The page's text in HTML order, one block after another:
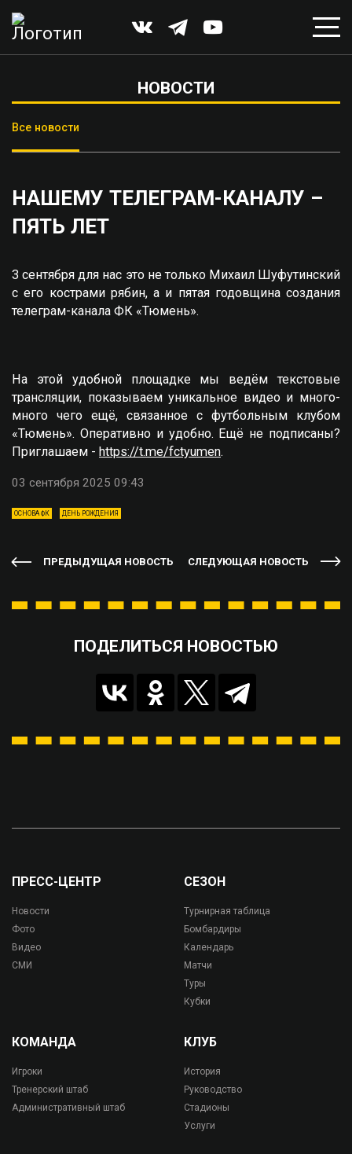
НОВОСТИ
Все новости
НАШЕМУ ТЕЛЕГРАМ-КАНАЛУ –
ПЯТЬ ЛЕТ
3 сентября для нас это не только Михаил Шуфутинский
с его кострами рябин, а и пятая годовщина создания
телеграм-канала ФК «Тюмень».
На этой удобной площадке мы ведём текстовые
трансляции, показываем уникальное видео и много-
много чего ещё, связанное с футбольным клубом
«Тюмень». Оперативно и удобно. Ещё не подписаны?
Приглашаем - https://t.me/fctyumen.
03 сентября 2025 09:43
ОСНОВА ФК ДЕНЬ РОЖДЕНИЯ
ПРЕДЫДУЩАЯ НОВОСТЬ СЛЕДУЮЩАЯ НОВОСТЬ
ПОДЕЛИТЬСЯ НОВОСТЬЮ
ПРЕСС-ЦЕНТР
Новости
Фото
Видео
СМИ
СЕЗОН
Турнирная таблица
Бомбардиры
Календарь
Матчи
Туры
Кубки
КОМАНДА
Игроки
Тренерский штаб
Административный штаб
КЛУБ
История
Руководство
Стадионы
Услуги